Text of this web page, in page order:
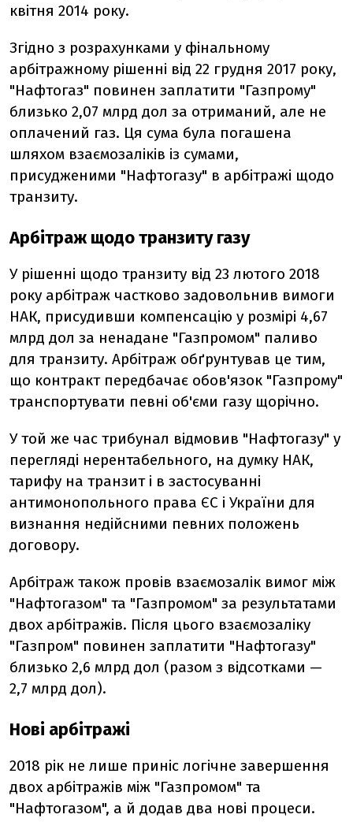
квітня 2014 року.
Згідно з розрахунками у фінальному
арбітражному рішенні від 22 грудня 2017 року,
"Нафтогаз" повинен заплатити "Газпрому"
близько 2,07 млрд дол за отриманий, але не
оплачений газ. Ця сума була погашена
шляхом взаємозаліків із сумами,
присудженими "Нафтогазу" в арбітражі щодо
транзиту.
Арбітраж щодо транзиту газу
У рішенні щодо транзиту від 23 лютого 2018
року арбітраж частково задовольнив вимоги
НАК, присудивши компенсацію у розмірі 4,67
млрд дол за ненадане "Газпромом" паливо
для транзиту. Арбітраж обґрунтував це тим,
що контракт передбачає обов'язок "Газпрому"
транспортувати певні об'єми газу щорічно.
У той же час трибунал відмовив "Нафтогазу" у
перегляді нерентабельного, на думку НАК,
тарифу на транзит і в застосуванні
антимонопольного права ЄС і України для
визнання недійсними певних положень
договору.
Арбітраж також провів взаємозалік вимог між
"Нафтогазом" та "Газпромом" за результатами
двох арбітражів. Після цього взаємозаліку
"Газпром" повинен заплатити "Нафтогазу"
близько 2,6 млрд дол (разом з відсотками —
2,7 млрд дол).
Нові арбітражі
2018 рік не лише приніс логічне завершення
двох арбітражів між "Газпромом" та
"Нафтогазом", а й додав два нові процеси.